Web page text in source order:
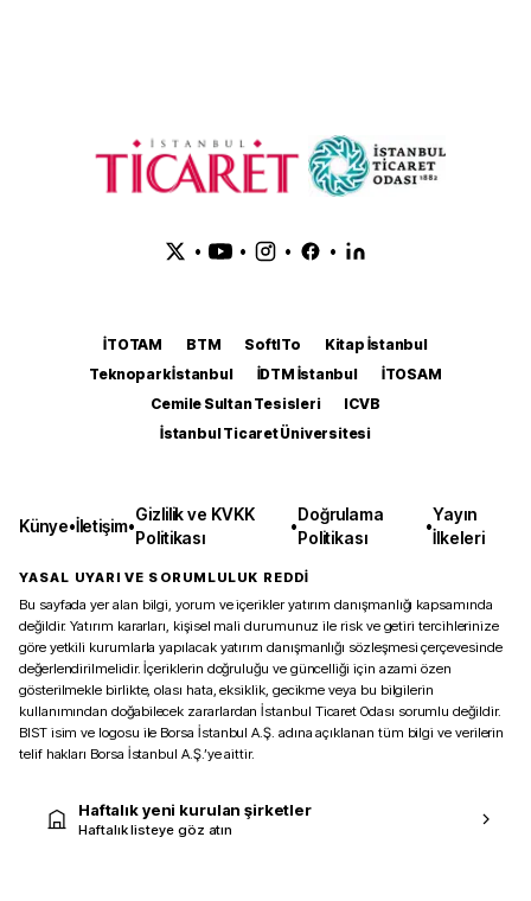
• • • •
İTOTAM BTM SoftITo
Kitap İstanbul
Teknopark İstanbul
İDTM İstanbul
İTOSAM
Cemile Sultan Tesisleri
ICVB
İstanbul Ticaret Üniversitesi
Künye•İletişim•
Gizlilik ve KVKK
Politikası
•
Doğrulama
Politikası
•
Yayın
İlkeleri
YASAL UYARI VE SORUMLULUK REDDİ
Bu sayfada yer alan bilgi, yorum ve içerikler yatırım danışmanlığı kapsamında
değildir. Yatırım kararları, kişisel mali durumunuz ile risk ve getiri tercihlerinize
göre yetkili kurumlarla yapılacak yatırım danışmanlığı sözleşmesi çerçevesinde
değerlendirilmelidir. İçeriklerin doğruluğu ve güncelliği için azami özen
gösterilmekle birlikte, olası hata, eksiklik, gecikme veya bu bilgilerin
kullanımından doğabilecek zararlardan İstanbul Ticaret Odası sorumlu değildir.
BIST isim ve logosu ile Borsa İstanbul A.Ş. adına açıklanan tüm bilgi ve verilerin
telif hakları Borsa İstanbul A.Ş.’ye aittir.
Haftalık yeni kurulan şirketler
Haftalık listeye göz atın